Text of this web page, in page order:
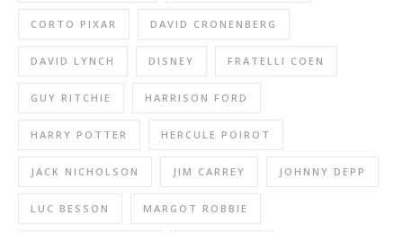
CORTO PIXAR DAVID CRONENBERG
DAVID LYNCH DISNEY FRATELLI COEN
GUY RITCHIE HARRISON FORD
HARRY POTTER HERCULE POIROT
JACK NICHOLSON JIM CARREY JOHNNY DEPP
LUC BESSON MARGOT ROBBIE